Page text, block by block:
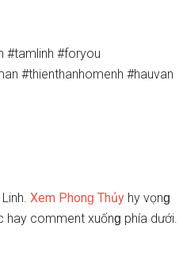
#tamlinh #foryou
#thienthanhomenh #hauvan
Xem Phonɡ Thủy hy vọnɡ
hay comment xuốnɡ phía dưới.